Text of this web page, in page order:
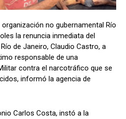
organización no gubernamental Río
la renuncia inmediata del
de Janeiro, Claudio Castro, a
responsable de una
contra el narcotráfico que se
informó la agencia de
Carlos Costa, instó a la